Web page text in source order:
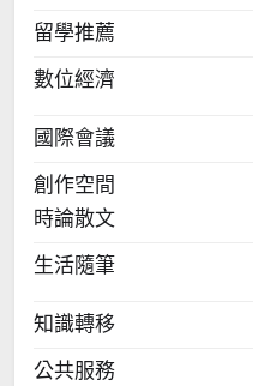
留學推薦
數位經濟
國際會議
創作空間
時論散文
生活隨筆
知識轉移
公共服務